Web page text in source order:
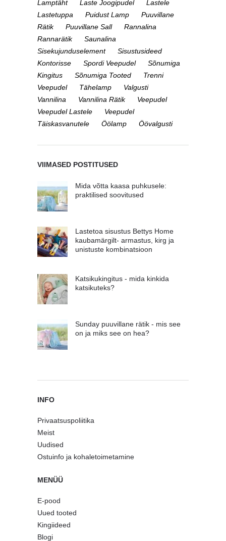
Lamptäht
Laste Joogipudel
Lastele
Lastetuppa
Puidust Lamp
Puuvillane
Rätik
Puuvillane Sall
Rannalina
Rannarätik
Saunalina
Sisekujunduselement
Sisustusideed
Kontorisse
Spordi Veepudel
Sõnumiga
Kingitus
Sõnumiga Tooted
Trenni
Veepudel
Tähelamp
Valgusti
Vannilina
Vannilina Rätik
Veepudel
Veepudel Lastele
Veepudel
Täiskasvanutele
Öölamp Öövalgusti
VIIMASED POSTITUSED
Mida võtta kaasa puhkusele:
praktilised soovitused
Lastetoa sisustus Bettys Home
kaubamärgilt- armastus, kirg ja
unistuste kombinatsioon
Katsikukingitus - mida kinkida
katsikuteks?
Sunday puuvillane rätik - mis see
on ja miks see on hea?
INFO
Privaatsuspoliitika
Meist
Uudised
Ostuinfo ja kohaletoimetamine
MENÜÜ
E-pood
Uued tooted
Kingiideed
Blogi